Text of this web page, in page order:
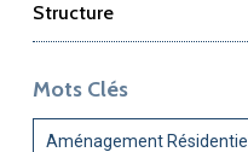
Structure
Mots Clés
Aménagement Résidentiel